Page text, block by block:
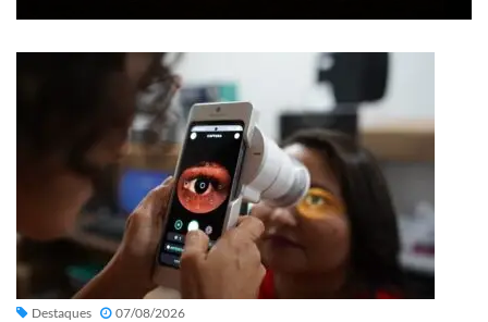
Destaques 07/08/2026